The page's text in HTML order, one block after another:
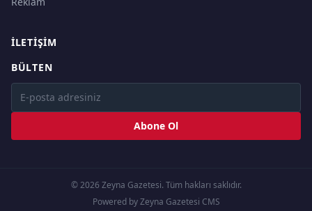
İLETIŞIM
BÜLTEN
Abone Ol
© 2026 Zeyna Gazetesi. Tüm hakları saklıdır.
Powered by Zeyna Gazetesi CMS